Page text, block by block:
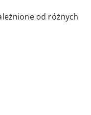
od różnych